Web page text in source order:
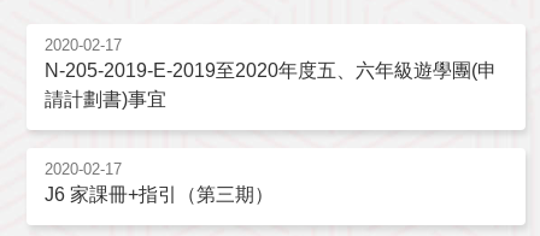
2020-02-17
N-205-2019-E-2019至2020年度五、六年級遊學團(申
請計劃書)事宜
2020-02-17
J6 家課冊+指引（第三期）